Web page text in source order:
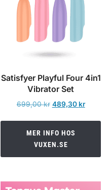
Satisfyer Playful Four 4in1
Vibrator Set
699,00kr Det
489,30 krDet
MER INFO HOS
VUXEN.SE